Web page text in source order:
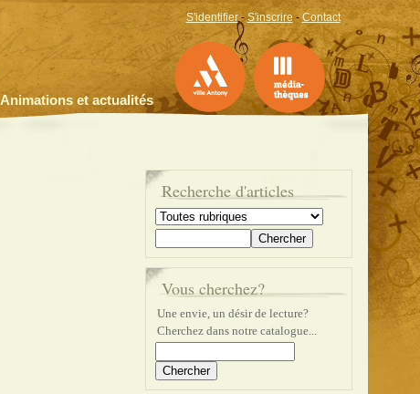
S'identifier - S'inscrire -Contact
Animations et actualités
Recherche d'articles
Vous cherchez?
Une envie, un désir de lecture?
Cherchez dans notre catalogue...